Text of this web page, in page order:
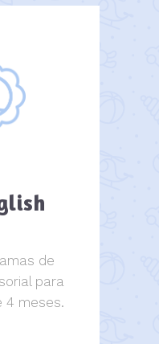
de
para
4 meses.